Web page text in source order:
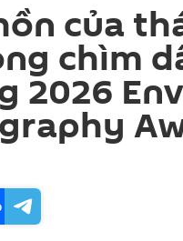
của
chìm
2026